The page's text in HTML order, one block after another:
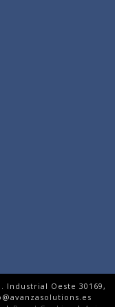
Industrial Oeste 30169,